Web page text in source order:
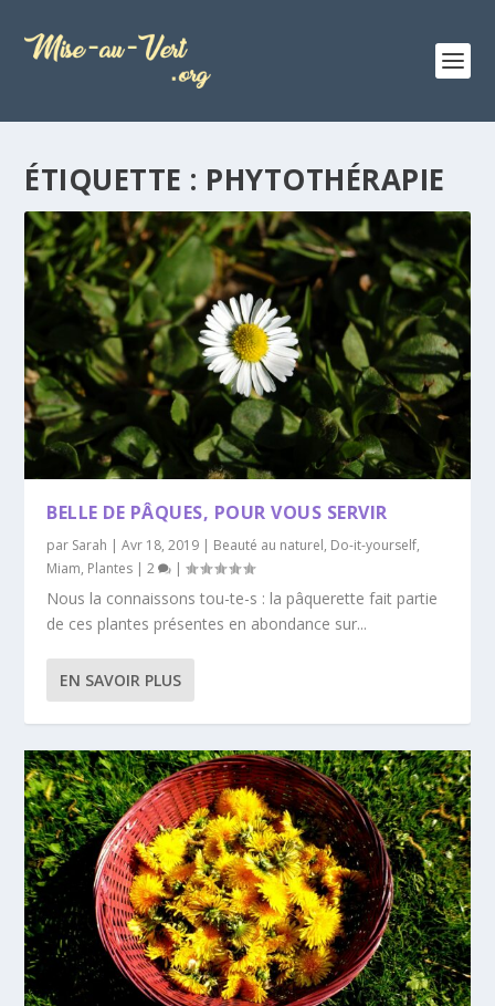
ÉTIQUETTE : PHYTOTHÉRAPIE
BELLE DE PÂQUES, POUR VOUS SERVIR
par Sarah |Avr 18, 2019 | Beauté au naturel, Do-it-yourself,
Miam, Plantes |2 |
Nous la connaissons tou-te-s : la pâquerette fait partie
de ces plantes présentes en abondance sur...
EN SAVOIR PLUS